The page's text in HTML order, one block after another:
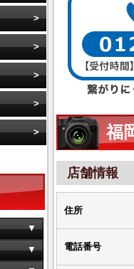
福
店舗情報
住所
電話番号